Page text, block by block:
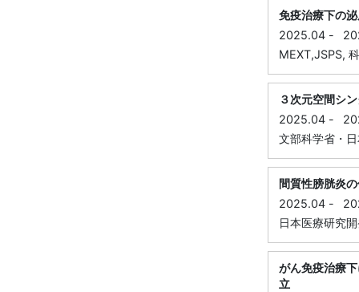
免疫治療下の
2025.04 -
MEXT,JSPS,
３次元空間シ
2025.04 -
文部科学省・
間質性膀胱炎
2025.04 -
日本医療研究
がん免疫治療
立